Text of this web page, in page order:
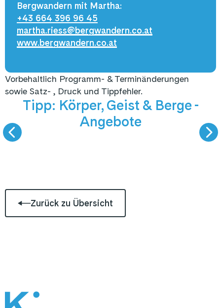
Bergwandern mit Martha:
+43 664 396 96 45
martha.riess@bergwandern.co.at
www.bergwandern.co.at
Vorbehaltlich Programm- & Terminänderungen
sowie Satz- , Druck und Tippfehler.
Tipp: Körper, Geist & Berge -
Angebote
NEUE Angebote
KÖRPER, GEIST UND
05.07. | 15.+
30.08. |
YOGA AM
Zurück zu Übersicht